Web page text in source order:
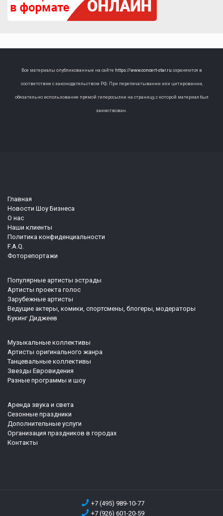
Все материалы опубликованные на сайте https://www.concert-star.ru охраняются в
соответствие с законодательством РФ. При перепечатывании или цитировании,
обязательно использование прямой гиперссылки на страницу, с которой материал был
заимствован.
Главная
Новости Шоу Бизнеса
О нас
Наши клиенты
Политика конфиденциальности
F.A.Q.
Фоторепортажи
Популярные артисты эстрады
Артисты проекта голос
Зарубежные артисты
Ведущие актеры, комики, спортсмены, блогеры, модераторы
Букинг Диджеев
Музыкальные коллективы
Артисты оригинального жанра
Танцевальные коллективы
Звезды Евровидения
Разные программы и шоу
Аренда звука и света
Сезонные праздники
Дополнительные услуги
Организация праздников в городах
Контакты
+7 (495) 989-10-77
+7 (926) 601-20-59